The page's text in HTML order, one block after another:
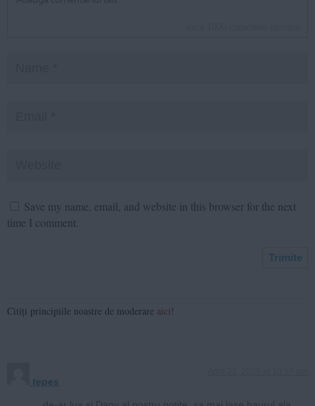
Save my name, email, and website in this browser for the next
time I comment.
Citiți principiile noastre de moderare aici !
tepes